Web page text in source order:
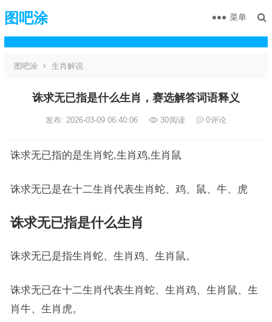
图吧涂 菜单
图吧涂 生肖解说
诛求无已指是什么生肖，赛选解答词语释义
发布: 2026-03-09 06:40:06 30阅读 0评论
诛求无已指的是生肖蛇,生肖鸡,生肖鼠
诛求无已是在十二生肖代表生肖蛇、鸡、鼠、牛、虎
诛求无已指是什么生肖
诛求无已是指生肖蛇、生肖鸡、生肖鼠。
诛求无已在十二生肖代表生肖蛇、生肖鸡、生肖鼠、生
肖牛、生肖虎。